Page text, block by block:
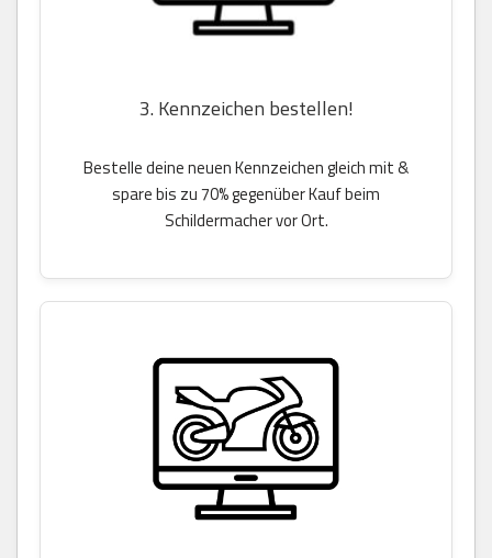
3. Kennzeichen bestellen!
Bestelle deine neuen Kennzeichen gleich mit &
spare bis zu 70% gegenüber Kauf beim
Schildermacher vor Ort.